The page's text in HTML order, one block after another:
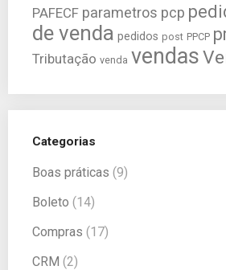
PAFECF parametros pcp
de venda pedidos post PPCP
Tributação venda vendas
Categorias
Boas práticas (9)
Boleto (14)
Compras (17)
CRM (2)